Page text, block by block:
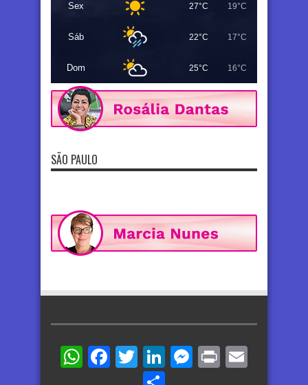
Sex 27°C 19°C
Sáb 22°C 17°C
Dom 25°C 16°C
SÃO PAULO
WhatsApp
Facebook
TwitterLinkedIn
Messenger
Print